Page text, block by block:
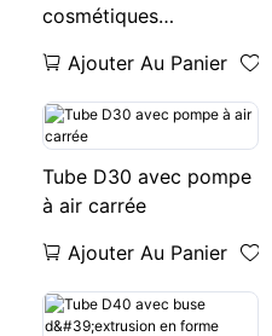
cosmétiques
D50 avec orifices en
forme de cœur, d'étoile
et de fleur
Ajouter Au Panier
Tube D30 avec pompe
à air carrée
Ajouter Au Panier